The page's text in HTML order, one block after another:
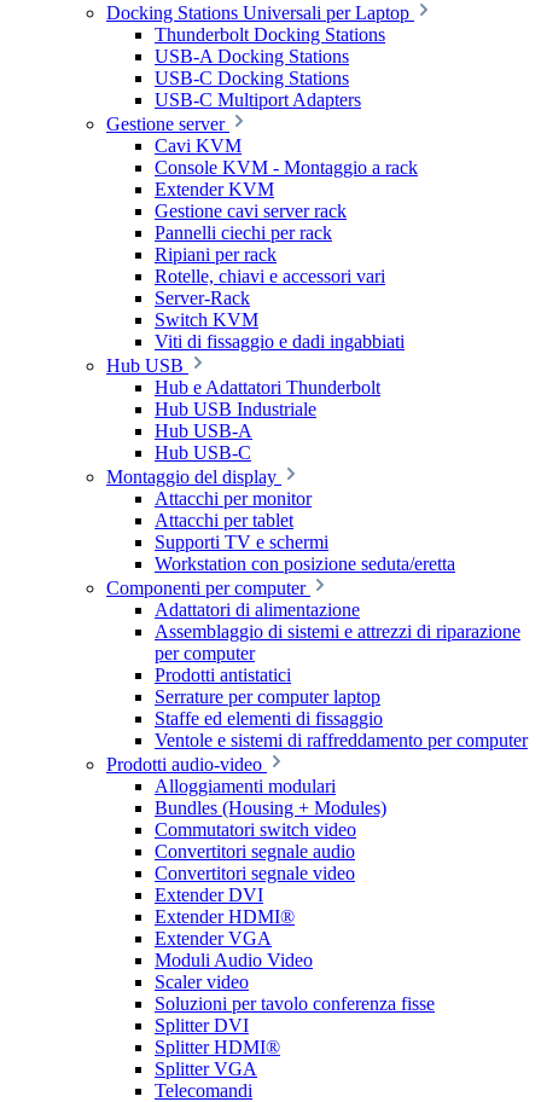
Docking Stations Universali per Laptop
Thunderbolt Docking Stations
USB-A Docking Stations
USB-C Docking Stations
USB-C Multiport Adapters
Gestione server
Cavi KVM
Console KVM - Montaggio a rack
Extender KVM
Gestione cavi server rack
Pannelli ciechi per rack
Ripiani per rack
Rotelle, chiavi e accessori vari
Server-Rack
Switch KVM
Viti di fissaggio e dadi ingabbiati
Hub USB
Hub e Adattatori Thunderbolt
Hub USB Industriale
Hub USB-A
Hub USB-C
Montaggio del display
Attacchi per monitor
Attacchi per tablet
Supporti TV e schermi
Workstation con posizione seduta/eretta
Componenti per computer
Adattatori di alimentazione
Assemblaggio di sistemi e attrezzi di riparazione
per computer
Prodotti antistatici
Serrature per computer laptop
Staffe ed elementi di fissaggio
Ventole e sistemi di raffreddamento per computer
Prodotti audio-video
Alloggiamenti modulari
Bundles (Housing + Modules)
Commutatori switch video
Convertitori segnale audio
Convertitori segnale video
Extender DVI
Extender HDMI®
Extender VGA
Moduli Audio Video
Scaler video
Soluzioni per tavolo conferenza fisse
Splitter DVI
Splitter HDMI®
Splitter VGA
Telecomandi